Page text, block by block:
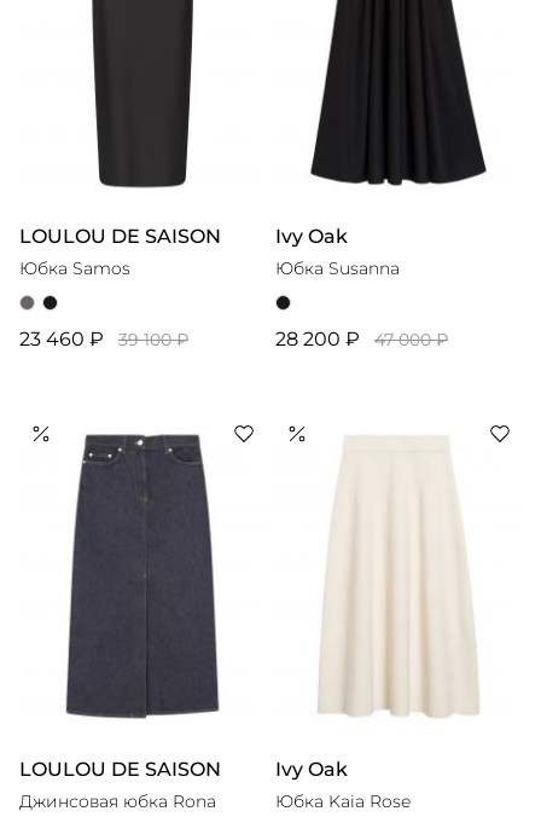
LOULOU DE SAISON
Юбка Samos
23 460 ₽ 39 100 ₽
Ivy Oak
Юбка Susanna
28 200 ₽ 47 000 ₽
LOULOU DE SAISON
Джинсовая юбка Rona
Ivy Oak
Юбка Kaia Rose